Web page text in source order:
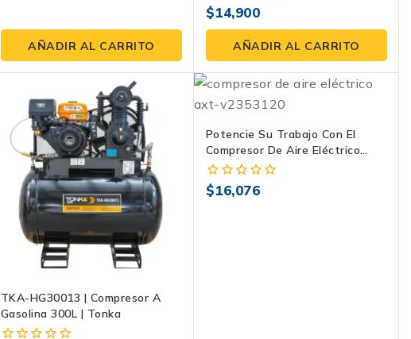
AÑADIR AL CARRITO
0
fuera
5
$14,900
AÑADIR AL CARRITO
TKA-HG30013 | Compresor A
Gasolina 300L | Tonka
Potencie Su Trabajo Con El
Compresor De Aire Eléctrico
AXT-V2353120 De 3 HP
0
$16,076